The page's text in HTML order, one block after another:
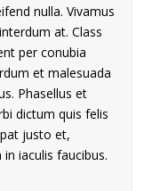
nulla. Vivamus
at. Class
per conubia
et malesuada
Phasellus et
dictum quis felis
justo et,
iaculis faucibus.